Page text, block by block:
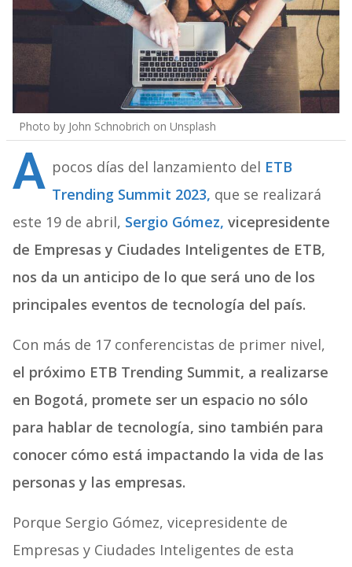
Photo by John Schnobrich on Unsplash
A pocos días del lanzamiento del ETB
Trending Summit 2023, que se realizará
este 19 de abril, Sergio Gómez, vicepresidente
de Empresas y Ciudades Inteligentes de ETB,
nos da un anticipo de lo que será uno de los
principales eventos de tecnología del país.
Con más de 17 conferencistas de primer nivel,
el próximo ETB Trending Summit, a realizarse
en Bogotá, promete ser un espacio no sólo
para hablar de tecnología, sino también para
conocer cómo está impactando la vida de las
personas y las empresas.
Porque Sergio Gómez, vicepresidente de
Empresas y Ciudades Inteligentes de esta